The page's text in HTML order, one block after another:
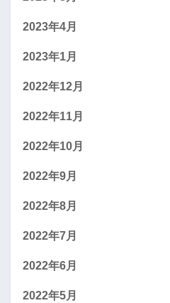
2023年4月
2023年1月
2022年12月
2022年11月
2022年10月
2022年9月
2022年8月
2022年7月
2022年6月
2022年5月